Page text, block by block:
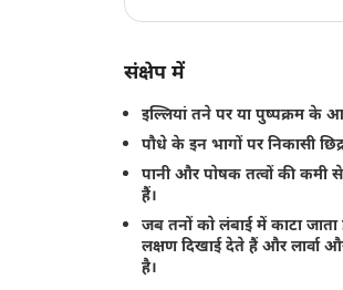
संक्षेप में
इल्लियां तने पर या पुष्पक्रम के
पौधे के इन भागों पर निकासी
पानी और पोषक तत्वों की कमी
हैं।
जब तनों को लंबाई में काटा जाता
लक्षण दिखाई देते हैं और लार्वा
है।